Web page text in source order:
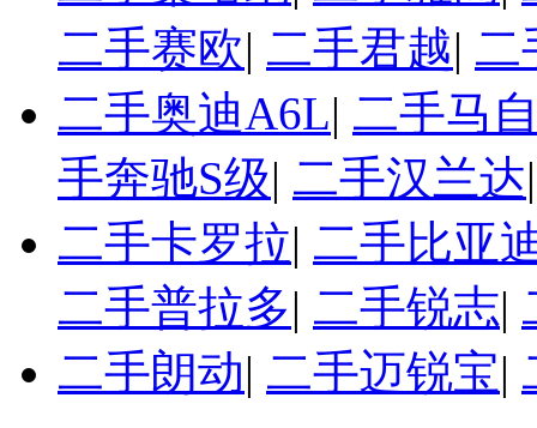
二手赛欧| 二手君越| 二
二手奥迪A6L| 二手马
手奔驰S级| 二手汉兰达
二手卡罗拉| 二手比亚
二手普拉多| 二手锐志|
二手朗动| 二手迈锐宝|